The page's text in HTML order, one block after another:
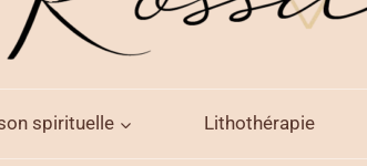
spirituelle Lithothérapie